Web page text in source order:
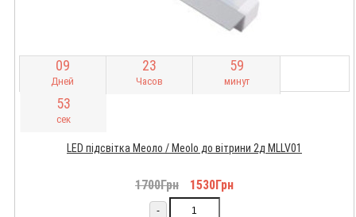
09
Дней
23
Часов
59
минут
52
сек
LED підсвітка Меоло / Meolo до вітрини 2д MLLV01
1700Грн 1530Грн
-